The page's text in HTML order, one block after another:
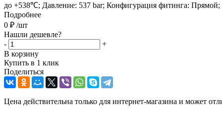
до +538℃; Давление: 537 bar; Конфигурация фитинга: Прямой;
Подробнее
0 ₽ /шт
Нашли дешевле?
-
+
В корзину
Купить в 1 клик
Поделиться
Цена действительна только для интернет-магазина и может